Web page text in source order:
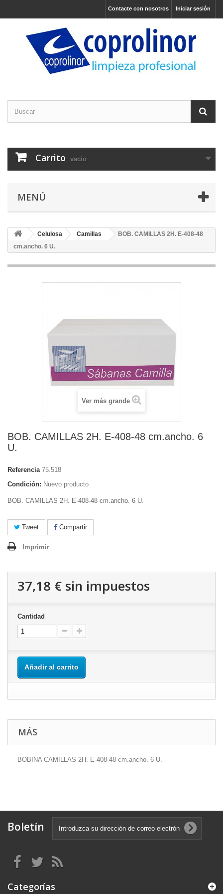
Iniciar sesión
Contacte con nosotros
Carrito vacío
MENÚ
Celulosa Camillas
BOB. CAMILLAS 2H. E-408-48
cm.ancho. 6 U.
Ver más grande
BOB. CAMILLAS 2H. E-408-48 cm.ancho. 6
U.
Referencia 75.518
Condición: Nuevo producto
BOB. CAMILLAS 2H. E-408-48 cm.ancho. 6 U.
Tweet Compartir
Imprimir
37,18 € sin impuestos
Cantidad
Añadir al carrito
MÁS
BOBINA CAMILLAS 2H. E-408-48 cm.ancho. 6 U.
Boletín
Categorías